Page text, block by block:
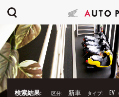
検索結果: 区分: 新車 タイプ: EV